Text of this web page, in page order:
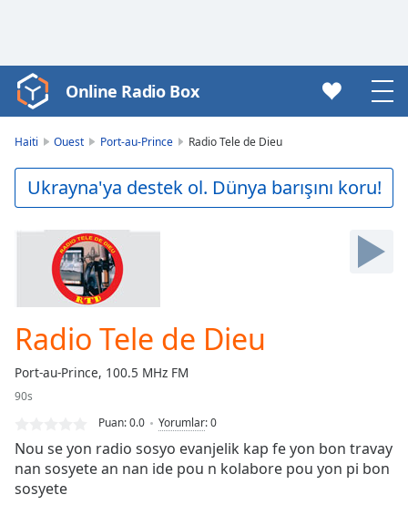
Video
Player
Play
Video
Backward
Mute
Current
Time0:00
Loaded
Stream
TypeLIVE
Seek to
live,
Online Radio Box
Haiti Ouest Port-au-Prince Radio Tele de Dieu
Ukrayna'ya destek ol. Dünya barışını koru!
Radio Tele de Dieu
Port-au-Prince, 100.5 MHz FM
90s
Puan:0.0 Yorumlar:0
Nou se yon radio sosyo evanjelik kap fe yon bon travay
nan sosyete an nan ide pou n kolabore pou yon pi bon
sosyete